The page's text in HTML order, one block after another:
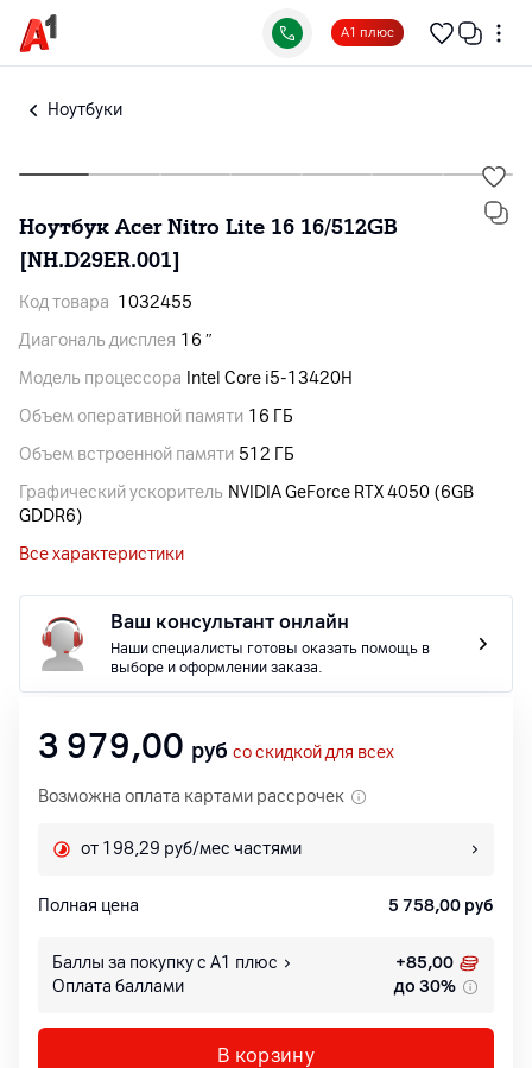
А1 плюс
Ноутбуки
Ноутбук Acer Nitro Lite 16 16/512GB
[NH.D29ER.001]
Код товара 1032455
Диагональ дисплея 16 ″
Модель процессора Intel Core i5-13420H
Объем оперативной памяти 16 ГБ
Объем встроенной памяти 512 ГБ
Графический ускоритель NVIDIA GeForce RTX 4050 (6GB
GDDR6)
Все характеристики
Ваш консультант онлайн
Наши специалисты готовы оказать помощь в
выборе и оформлении заказа.
3 979,00 руб со скидкой для всех
Возможна оплата картами рассрочек
от 198,29 руб/мес частями
Полная цена 5 758,00 руб
Баллы за покупку с А1 плюс +85,00
Оплата баллами
до 30%
В корзину